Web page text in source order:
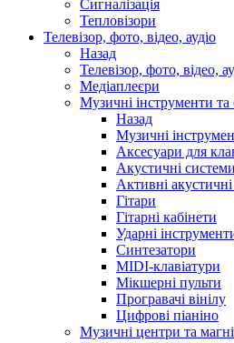
Сигналізація
Тепловізори
Телевізор, фото, відео, аудіо
Назад
Телевізор, фото, відео,
Медіаплеєри
Музичні інструменти
Назад
Музичні
Аксесуари для
Акустичні системи
Активні акустичні
Гітари
Гітарні кабінети
Ударні
Синтезатори
MIDI-клавіатури
Мікшерні пульти
Програвачі вінілу
Цифрові піаніно
Музичні центри та